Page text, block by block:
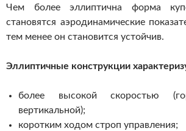
Чем более эллиптична форма
становятся аэродинамические
тем менее он становится устойчив.
Эллиптичные конструкции
более высокой скоростью
вертикальной);
коротким ходом строп управления;